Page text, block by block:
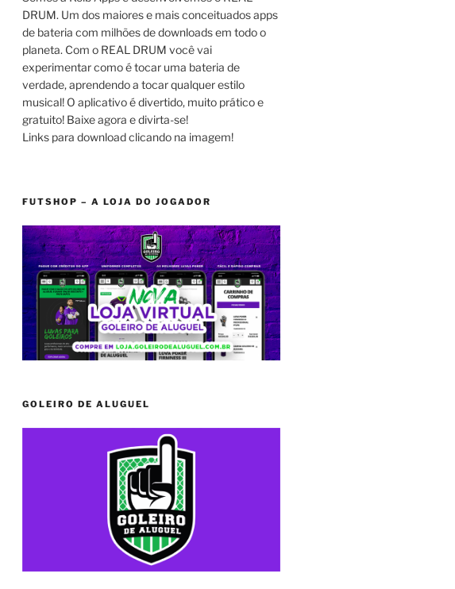
DRUM. Um dos maiores e mais conceituados apps
de bateria com milhões de downloads em todo o
planeta. Com o REAL DRUM você vai
experimentar como é tocar uma bateria de
verdade, aprendendo a tocar qualquer estilo
musical! O aplicativo é divertido, muito prático e
gratuito! Baixe agora e divirta-se!
Links para download clicando na imagem!
FUTSHOP – A LOJA DO JOGADOR
GOLEIRO DE ALUGUEL